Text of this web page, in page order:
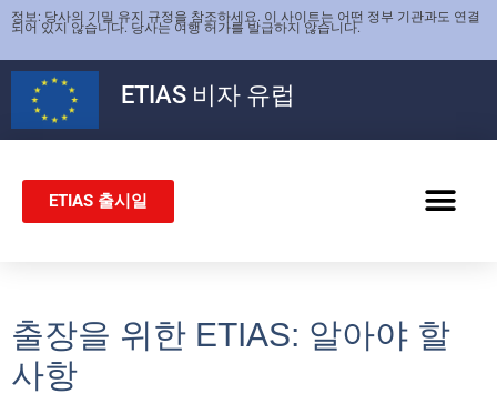
정보: 당사의 기밀 유지 규정을 참조하세요. 이 사이트는 어떤 정부 기관과도 연결
되어 있지 않습니다. 당사는 여행 허가를 발급하지 않습니다.
ETIAS비자 유럽
ETIAS 출시일
출장을 위한 ETIAS: 알아야 할
사항